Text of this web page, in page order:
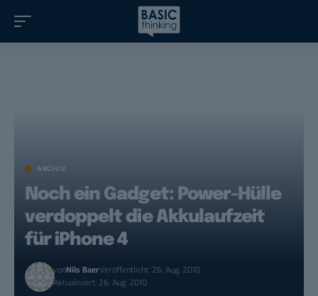
ARCHIV
Noch ein Gadget: Power-Hülle
verdoppelt die Akkulaufzeit
für iPhone 4
vonNils BaerVeröffentlicht: 26. Aug. 2010
Aktualisiert: 26. Aug. 2010